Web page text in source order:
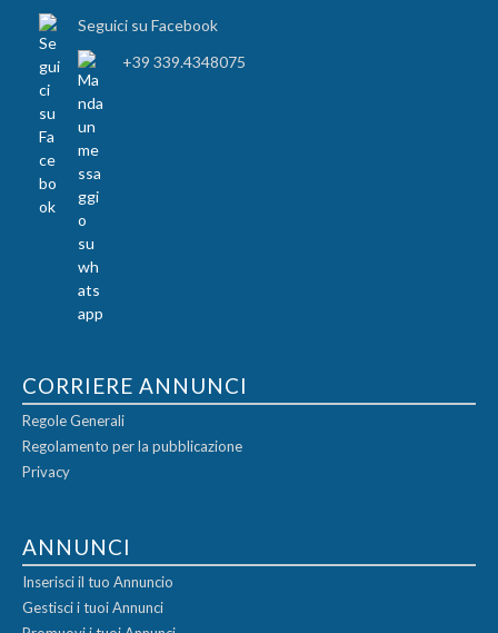
Seguici su Facebook
+39 339.4348075
CORRIERE ANNUNCI
Regole Generali
Regolamento per la pubblicazione
Privacy
ANNUNCI
Inserisci il tuo Annuncio
Gestisci i tuoi Annunci